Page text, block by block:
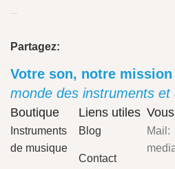
Partagez:
Votre son, notre mission
monde des instruments
Boutique
Instruments
de musique
Liens utiles
Blog
Contact
Mail: